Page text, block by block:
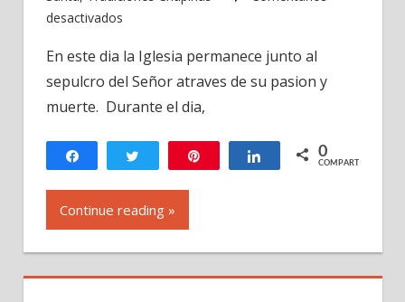
desactivados
de
Gloria
En este dia la Iglesia permanece junto al
sepulcro del Señor atraves de su pasion y
muerte. Durante el dia,
Compartir Twittear Compartir
0
COMPARTIR
Continue reading »